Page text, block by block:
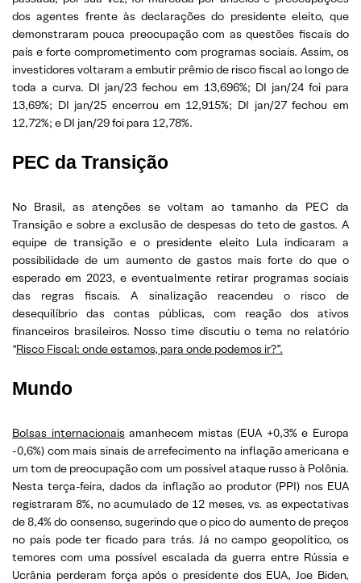
dos agentes frente às declarações do presidente eleito, que
demonstraram pouca preocupação com as questões fiscais do
país e forte comprometimento com programas sociais. Assim, os
investidores voltaram a embutir prêmio de risco fiscal ao longo de
toda a curva. DI jan/23 fechou em 13,696%; DI jan/24 foi para
13,69%; DI jan/25 encerrou em 12,915%; DI jan/27 fechou em
12,72%; e DI jan/29 foi para 12,78%.
PEC da Transição
No Brasil, as atenções se voltam ao tamanho da PEC da
Transição e sobre a exclusão de despesas do teto de gastos. A
equipe de transição e o presidente eleito Lula indicaram a
possibilidade de um aumento de gastos mais forte do que o
esperado em 2023, e eventualmente retirar programas sociais
das regras fiscais. A sinalização reacendeu o risco de
desequilíbrio das contas públicas, com reação dos ativos
financeiros brasileiros. Nosso time discutiu o tema no relatório
“Risco Fiscal: onde estamos, para onde podemos ir?”.
Mundo
Bolsas internacionais amanhecem mistas (EUA +0,3% e Europa
-0,6%) com mais sinais de arrefecimento na inflação americana e
um tom de preocupação com um possível ataque russo à Polônia.
Nesta terça-feira, dados da inflação ao produtor (PPI) nos EUA
registraram 8%, no acumulado de 12 meses, vs. as expectativas
de 8,4% do consenso, sugerindo que o pico do aumento de preços
no país pode ter ficado para trás. Já no campo geopolítico, os
temores com uma possível escalada da guerra entre Rússia e
Ucrânia perderam força após o presidente dos EUA, Joe Biden,